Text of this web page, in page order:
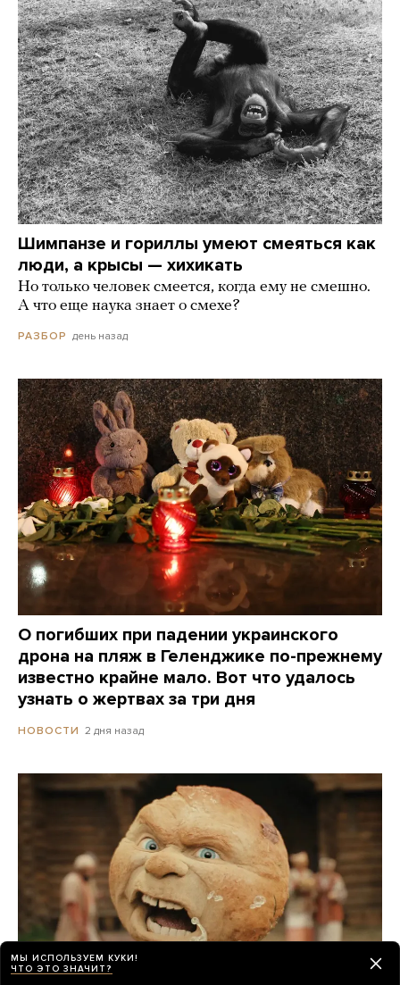
Шимпанзе и гориллы умеют смеяться как
люди, а крысы — хихикать
Но только человек смеется, когда ему не смешно.
А что еще наука знает о смехе?
РАЗБОР день назад
О погибших при падении украинского
дрона на пляж в Геленджике по-прежнему
известно крайне мало. Вот что удалось
узнать о жертвах за три дня
НОВОСТИ 2 дня назад
МЫ ИСПОЛЬЗУЕМ КУКИ!
ЧТО ЭТО ЗНАЧИТ?